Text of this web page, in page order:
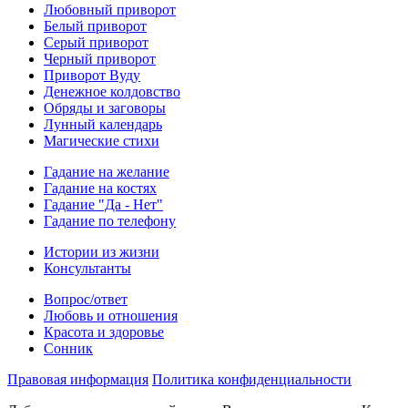
Любовный приворот
Белый приворот
Серый приворот
Черный приворот
Приворот Вуду
Денежное колдовство
Обряды и заговоры
Лунный календарь
Магические стихи
Гадание на желание
Гадание на костях
Гадание "Да - Нет"
Гадание по телефону
Истории из жизни
Консультанты
Вопрос/ответ
Любовь и отношения
Красота и здоровье
Сонник
Правовая информация Политика конфиденциальности